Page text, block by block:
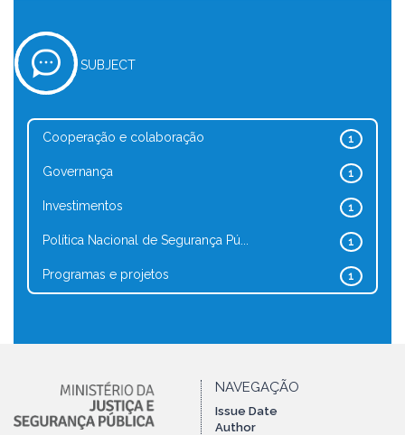
SUBJECT
1
Cooperação e colaboração
1
Governança
1
Investimentos
1
Política Nacional de Segurança Pú...
1
Programas e projetos
NAVEGAÇÃO
Issue Date
Author